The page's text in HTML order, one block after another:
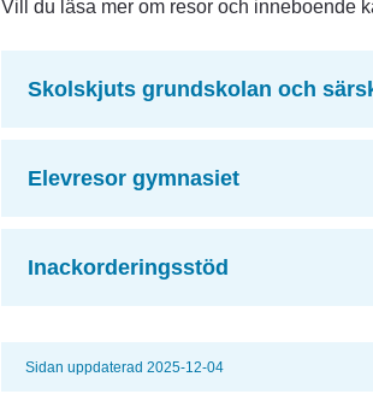
Vill du läsa mer om resor och inneboende
Skolskjuts grundskolan och
Elevresor gymnasiet
Inackorderingsstöd
Sidan uppdaterad 2025-12-04